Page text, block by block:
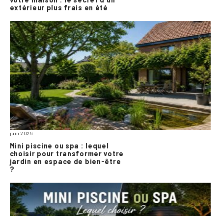
extérieur plus frais en été
juin 2026
Mini piscine ou spa : lequel
choisir pour transformer votre
jardin en espace de bien-être
?